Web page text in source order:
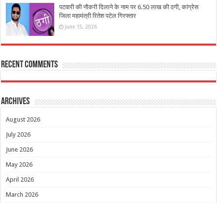
पटवारी की नौकरी दिलाने के नाम पर 6.50 लाख की ठगी, कांग्रेस
जिला महामंत्री रितेश पटेल गिरफ्तार
June 15, 2026
Recent Comments
Archives
August 2026
July 2026
June 2026
May 2026
April 2026
March 2026